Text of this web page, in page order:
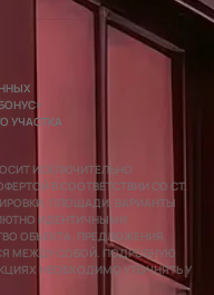
УЧАСТКА
ИСКЛЮЧИТЕЛЬНО
В СООТВЕТСТВИИ СО СТ.
ПЛОЩАДИ, ВАРИАНТЫ
ИДЕНТИЧНЫМИ
ОБЪЕКТА. ПРЕДЛОЖЕНИЯ,
МЕЖДУ СОБОЙ. ПОДРОБНУЮ
НЕОБХОДИМО УТОЧНЯТЬ У